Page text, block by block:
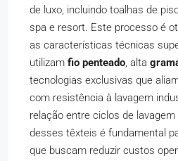
de luxo, incluindo toalhas de
spa e resort. Este processo é
as características técnicas
utilizam fio penteado, alta
tecnologias exclusivas que
com resistência à lavagem
relação entre ciclos de
desses têxteis é fundamental
que buscam reduzir custos